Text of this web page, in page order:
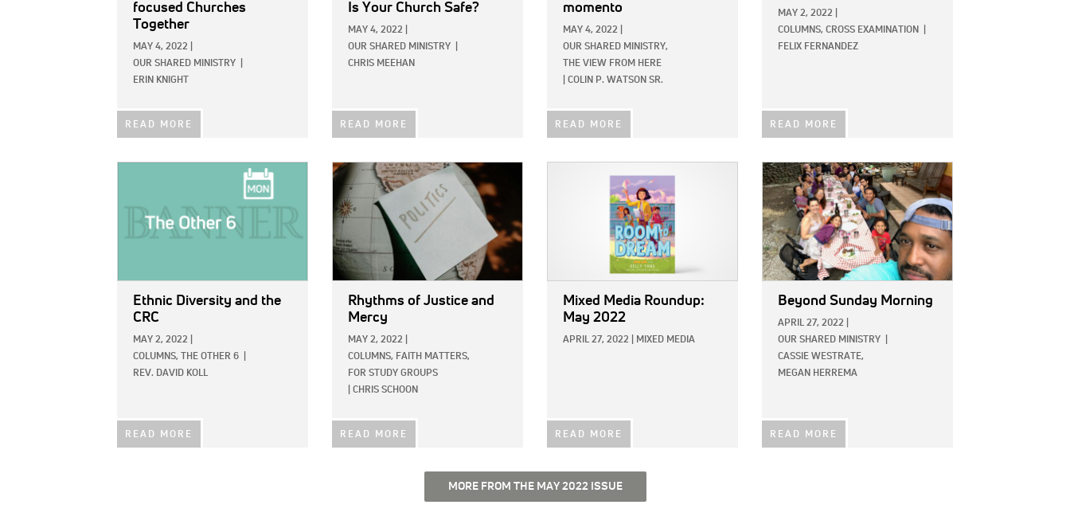
focused Churches
Together
MAY 4, 2022
OUR SHARED MINISTRY
ERIN KNIGHT
READ MORE
Is Your Church Safe?
MAY 4, 2022
OUR SHARED MINISTRY
CHRIS MEEHAN
READ MORE
momento
MAY 4, 2022
OUR SHARED MINISTRY,
THE VIEW FROM HERE
COLIN P. WATSON SR.
READ MORE
MAY 2, 2022
COLUMNS, CROSS EXAMINATION
FELIX FERNANDEZ
READ MORE
Ethnic Diversity and the
CRC
MAY 2, 2022
COLUMNS,
THE OTHER 6
REV. DAVID KOLL
READ MORE
IMAGE:
Rhythms of Justice and
Mercy
MAY 2, 2022
COLUMNS, FAITH MATTERS,
FOR STUDY GROUPS
CHRIS SCHOON
READ MORE
Mixed Media Roundup:
May 2022
APRIL 27, 2022 MIXED MEDIA
READ MORE
IMAGE:
Beyond Sunday Morning
APRIL 27, 2022
OUR SHARED MINISTRY
CASSIE WESTRATE,
MEGAN HERREMA
READ MORE
MORE FROM THE MAY 2022 ISSUE